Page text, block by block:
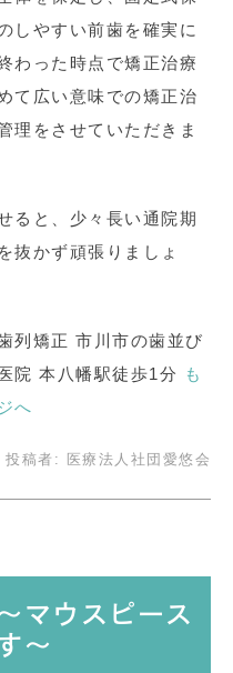
しやすい前歯を確実に
わった時点で矯正治療
て広い意味での矯正治
理をさせていただきま
ると、少々長い通院期
抜かず頑張りましょ
列矯正 市川市の歯並び
院 本八幡駅徒歩1分
も
へ
投稿者: 医療法人社団愛悠会
マウスピース
〜